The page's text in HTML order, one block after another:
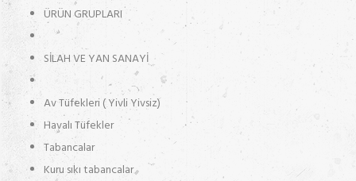
ÜRÜN GRUPLARI
SİLAH VE YAN SANAYİ
Av Tüfekleri ( Yivli Yivsiz)
Havalı Tüfekler
Tabancalar
Kuru sıkı tabancalar